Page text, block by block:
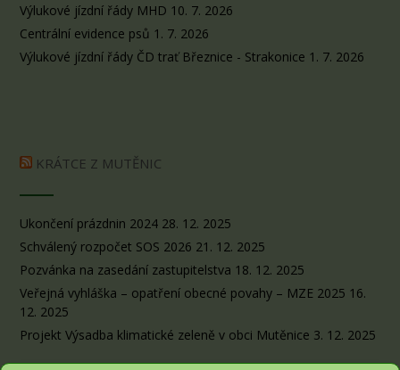
Výlukové jízdní řády MHD 10. 7. 2026
Centrální evidence psů 1. 7. 2026
Výlukové jízdní řády ČD trať Březnice - Strakonice 1. 7. 2026
KRÁTCE Z MUTĚNIC
Ukončení prázdnin 2024 28. 12. 2025
Schválený rozpočet SOS 2026 21. 12. 2025
Pozvánka na zasedání zastupitelstva 18. 12. 2025
Veřejná vyhláška – opatření obecné povahy – MZE 2025 16.
12. 2025
Projekt Výsadba klimatické zeleně v obci Mutěnice 3. 12. 2025